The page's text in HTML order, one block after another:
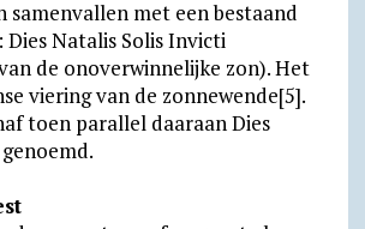
samenvallen met een bestaand
Dies Natalis Solis Invicti
de onoverwinnelijke zon). Het
viering van de zonnewende[5].
toen parallel daaraan Dies